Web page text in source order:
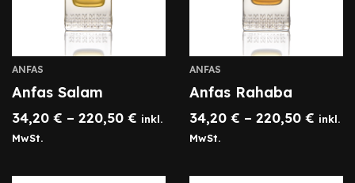
ANFAS
Anfas Salam
34,20 € – 220,50 € inkl.
MwSt.
ANFAS
Anfas Rahaba
34,20 € – 220,50 € inkl.
MwSt.